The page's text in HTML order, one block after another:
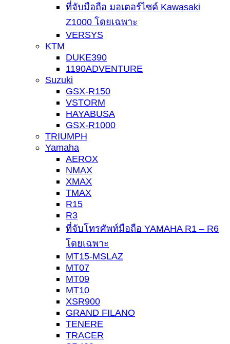
ที่จับมือถือ มอเตอร์ไซค์ Kawasaki
Z1000 โดยเฉพาะ
VERSYS
KTM
DUKE390
1190ADVENTURE
Suzuki
GSX-R150
VSTORM
HAYABUSA
GSX-R1000
TRIUMPH
Yamaha
AEROX
NMAX
XMAX
TMAX
R15
R3
ที่จับโทรศัพท์มือถือ YAMAHA R1 – R6
โดยเฉพาะ
MT15-MSLAZ
MT07
MT09
MT10
XSR900
GRAND FILANO
TENERE
TRACER